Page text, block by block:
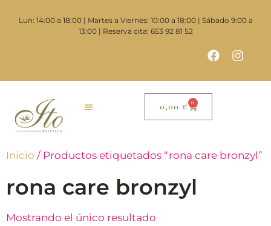
Lun: 14:00 a 18:00 | Martes a Viernes: 10:00 a 18:00 | Sábado 9:00 a
13:00 | Reserva cita: 653 92 81 52
0,00 € 0
Inicio / Productos etiquetados “rona care bronzyl”
rona care bronzyl
Mostrando el único resultado